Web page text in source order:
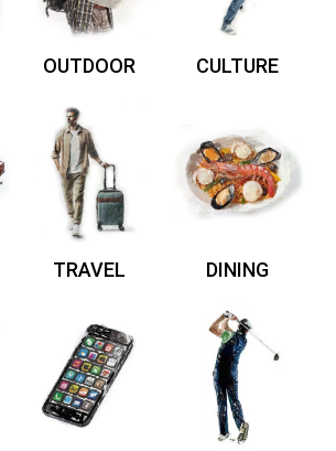
OUTDOOR CULTURE
TRAVEL DINING